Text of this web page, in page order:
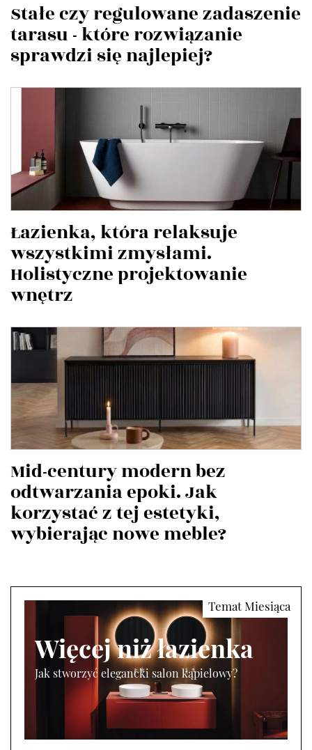
Stałe czy regulowane zadaszenie
tarasu - które rozwiązanie
sprawdzi się najlepiej?
Łazienka, która relaksuje
wszystkimi zmysłami.
Holistyczne projektowanie
wnętrz
Mid-century modern bez
odtwarzania epoki. Jak
korzystać z tej estetyki,
wybierając nowe meble?
Więcej niż łazienka
Jak stworzyć elegancki salon kąpielowy?